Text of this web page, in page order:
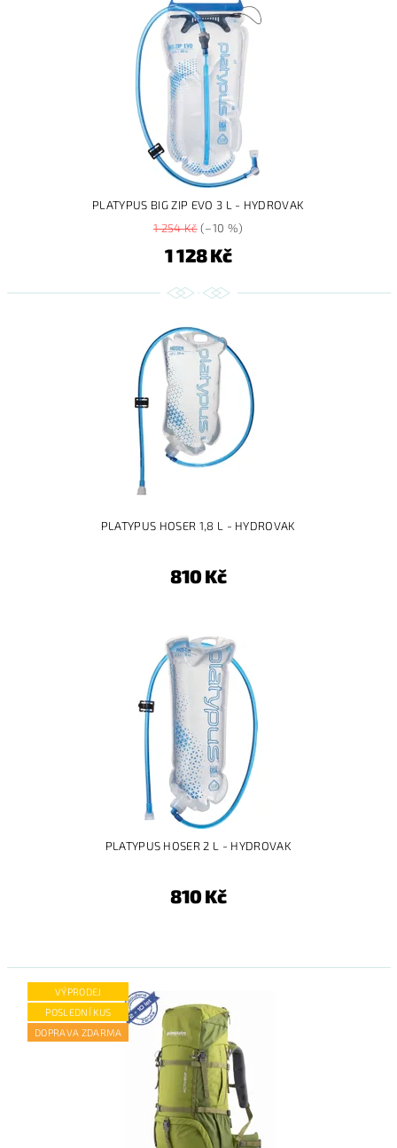
PLATYPUS BIG ZIP EVO 3 L - HYDROVAK
1 254 Kč(–10 %)
1 128 Kč
PLATYPUS HOSER 1,8 L - HYDROVAK
810 Kč
PLATYPUS HOSER 2 L - HYDROVAK
810 Kč
VÝPRODEJ
POSLEDNÍ KUS
DOPRAVA ZDARMA